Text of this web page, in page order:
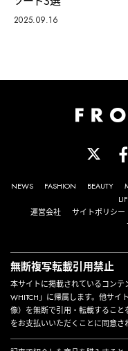
2025.09.16
NEWS FASHION BEAUTY
運営会社
サイトポリシー
無断複写転載引用禁止
本サイトに掲載されているコン
WHITCH」に帰属します。他サイ
像）を無断で引用・転載するこ
をお支払いいただくことに同意さ